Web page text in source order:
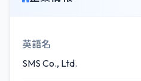
英語名
SMS Co., Ltd.